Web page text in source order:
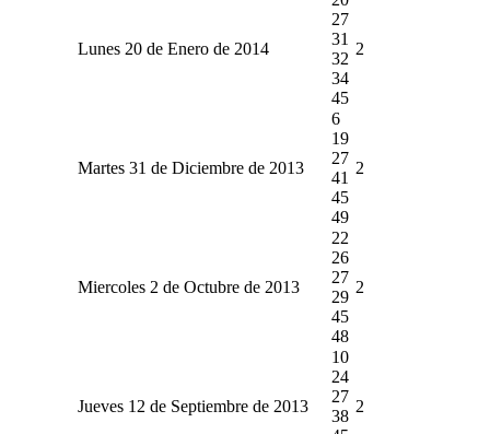
Lunes 20 de Enero de 2014
27
31
32
34
45
2
Martes 31 de Diciembre de 2013
6
19
27
41
45
49
2
Miercoles 2 de Octubre de 2013
22
26
27
29
45
48
2
Jueves 12 de Septiembre de 2013
10
24
27
38
2